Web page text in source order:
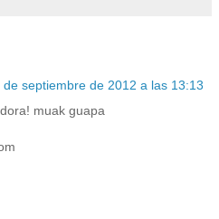
de septiembre de 2012 a las 13:13
muak guapa